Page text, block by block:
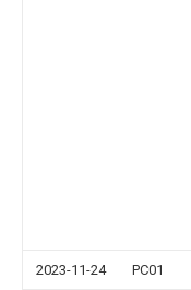
2023-11-24 PC01